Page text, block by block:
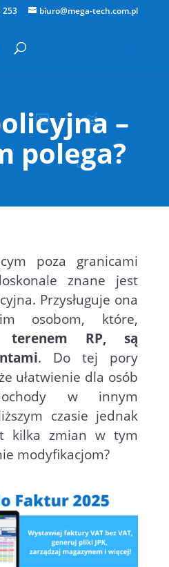
253 biuro@mega-tech.com.pl
–
polega?
poza granicami
znane jest
Przysługuje ona
osobom, które,
terenem RP, są
. Do tej pory
ułatwienie dla osób
w innym
czasie jednak
kilka zmian w tym
modyfikacjom?